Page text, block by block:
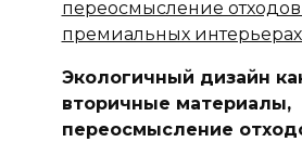
Экологичный дизайн
вторичные материалы,
переосмысление